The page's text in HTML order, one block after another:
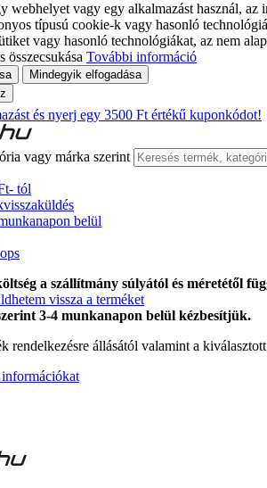
webhelyet vagy egy alkalmazást használ,
típusú cookie-k vagy hasonló
vagy hasonló technológiákat, az nem
összecsukása További információ
Mindegyik elfogadása
és nyerj egy 3500 Ft értékű kuponkódot!
vagy márka szerint
tól
belül
a szállítmány súlyától és méretétől
vissza a terméket
3-4 munkanapon belül kézbesítjük.
rendelkezésre állásától valamint a
információkat